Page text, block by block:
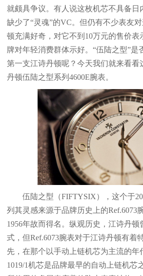
就颇具争议。有人说这枚机芯不具备日
缺少了“灵魂”的VC。但仍有不少表友
顿充满好奇，对它不到10万元的售价表
牌对年轻消费群体示好。“伍陆之型”是
第一支江诗丹顿呢？今天我们就来看看
丹顿伍陆之型系列4600E腕表。
伍陆之型（FIFTYSIX），这个于
列其灵感来源于品牌历史上的Ref.6073
1956年故而得名。纵观历史，江诗丹顿
式，但Ref.6073腕表对于江诗丹顿有着
先，在那个以手动上链机芯为主流的年
1019/1机芯是品牌最早的自动上链机芯